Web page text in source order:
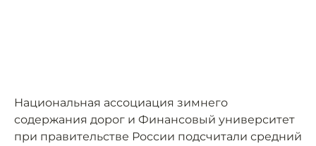
Национальная ассоциация зимнего
содержания дорог и Финансовый университет
при правительстве России подсчитали средний